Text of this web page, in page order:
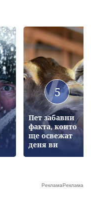
5
Пет забавни
факта, които
ще освежат
деня ви